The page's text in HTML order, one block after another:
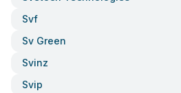
Svf
Sv Green
Svinz
Svip